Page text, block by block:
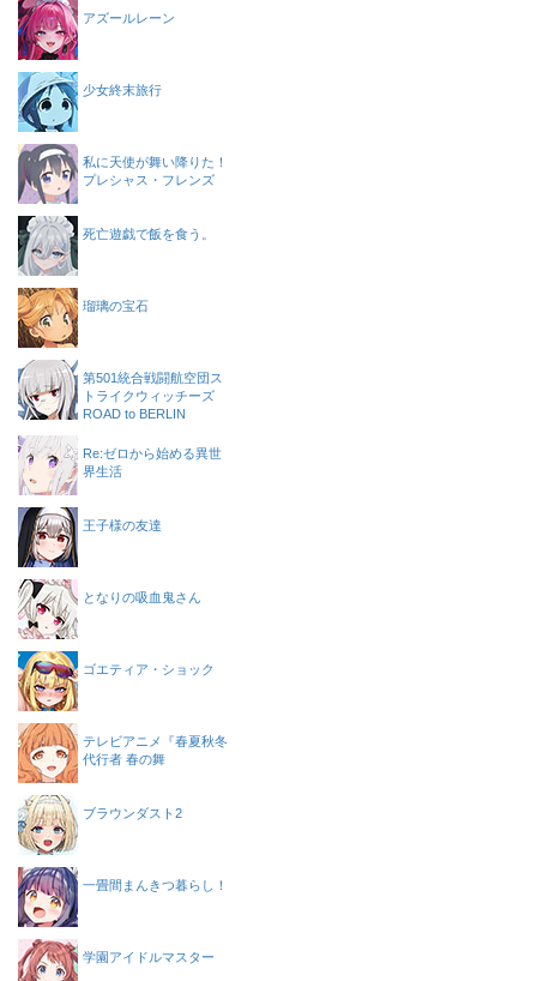
アズールレーン
少女終末旅行
私に天使が舞い降りた！
プレシャス・フレンズ
死亡遊戯で飯を食う。
瑠璃の宝石
第501統合戦闘航空団ス
トライクウィッチーズ
ROAD to BERLIN
Re:ゼロから始める異世
界生活
王子様の友達
となりの吸血鬼さん
ゴエティア・ショック
テレビアニメ『春夏秋冬
代行者 春の舞
ブラウンダスト2
一畳間まんきつ暮らし！
学園アイドルマスター